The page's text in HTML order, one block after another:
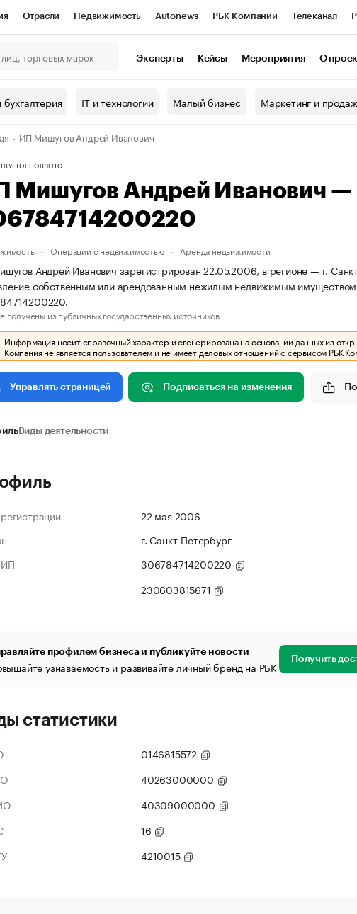
Отрасли Недвижимость Autonews РБК Компании Телеканал
Проверка контрагентов
валюты
Эксперты Кейсы Мероприятия О
IT и технологии Малый бизнес Маркетинг и
ИП Мишугов Андрей Иванович
ОБНОВЛЕНО
Мишугов Андрей Иванович
Операции с недвижимостью Аренда недвижимости
Андрей Иванович зарегистрирован 22.05.2006, в регионе — г.
собственным или арендованным нежилым недвижимым
получены из публичных государственных источников.
Информация носит справочный характер и сгенерирована на основании данных из
Компания не является пользователем и не имеет деловых отношений с сервисом РБК
Управлять страницей Подписаться на изменения
Виды деятельности
22 мая 2006
г. Санкт-Петербург
306784714200220
230603815671
профилем бизнеса и публикуйте новости
узнаваемость и развивайте личный бренд на РБК Получить
статистики
0146815572
40263000000
40309000000
16
4210015